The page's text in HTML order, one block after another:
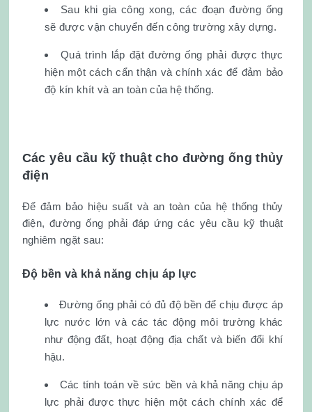
Sau khi gia công xong, các đoạn đường ống
sẽ được vận chuyển đến công trường xây dựng.
Quá trình lắp đặt đường ống phải được thực
hiện một cách cẩn thận và chính xác để đảm bảo
độ kín khít và an toàn của hệ thống.
Các yêu cầu kỹ thuật cho đường ống thủy
điện
Để đảm bảo hiệu suất và an toàn của hệ thống thủy
điện, đường ống phải đáp ứng các yêu cầu kỹ thuật
nghiêm ngặt sau:
Độ bền và khả năng chịu áp lực
Đường ống phải có đủ độ bền để chịu được áp
lực nước lớn và các tác động môi trường khác
như động đất, hoạt động địa chất và biến đổi khí
hậu.
Các tính toán về sức bền và khả năng chịu áp
lực phải được thực hiện một cách chính xác để